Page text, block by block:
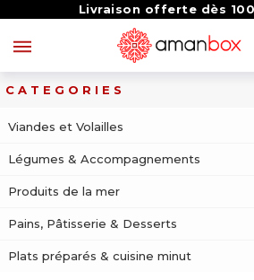
Livraison offerte dès
CATEGORIES
Viandes et Volailles
Légumes & Accompagnements
Produits de la mer
Pains, Pâtisserie & Desserts
Plats préparés & cuisine minut